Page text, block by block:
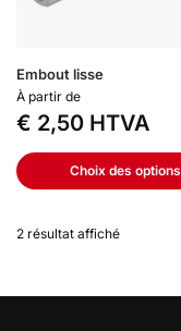
Embout lisse
À partir de
€ 2,50 HTVA
Choix des options
2 résultat affiché